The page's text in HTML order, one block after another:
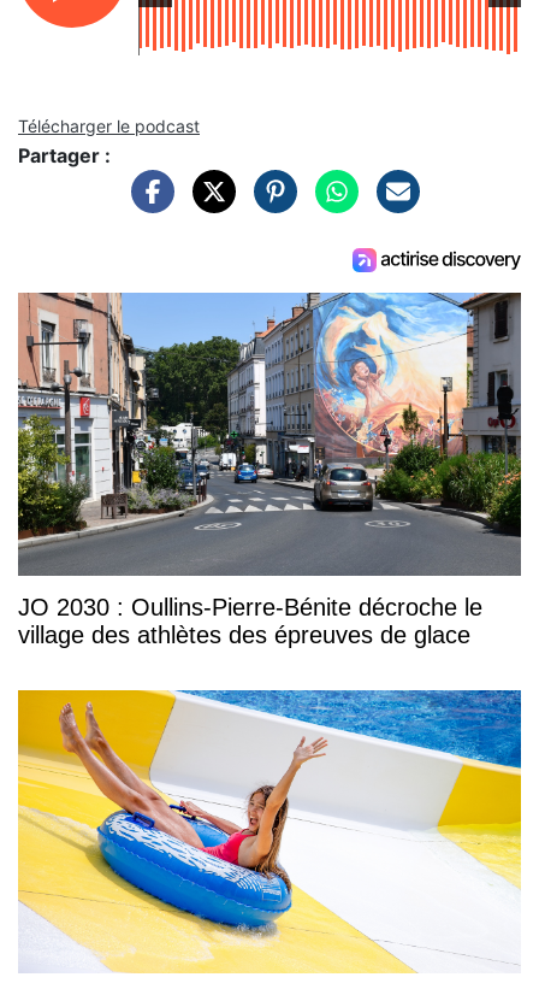
Télécharger le podcast
Partager :
JO 2030 : Oullins-Pierre-Bénite décroche le
village des athlètes des épreuves de glace